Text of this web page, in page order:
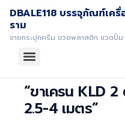
DBALE118 บรรจุภัณฑ์เค
ราม
ขายกระปุกครีม ขวดพลาสติก ขวดปั้
“ขาเครน KLD
2.5-4 เมตร”